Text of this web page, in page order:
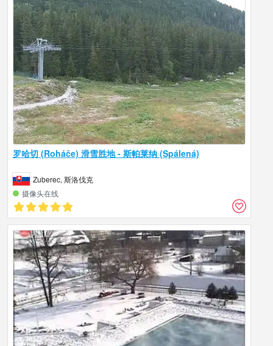
罗哈切 (Roháče) 滑雪胜地 - 斯帕莱纳 (Spálená)
Zuberec, 斯洛伐克
摄像头在线